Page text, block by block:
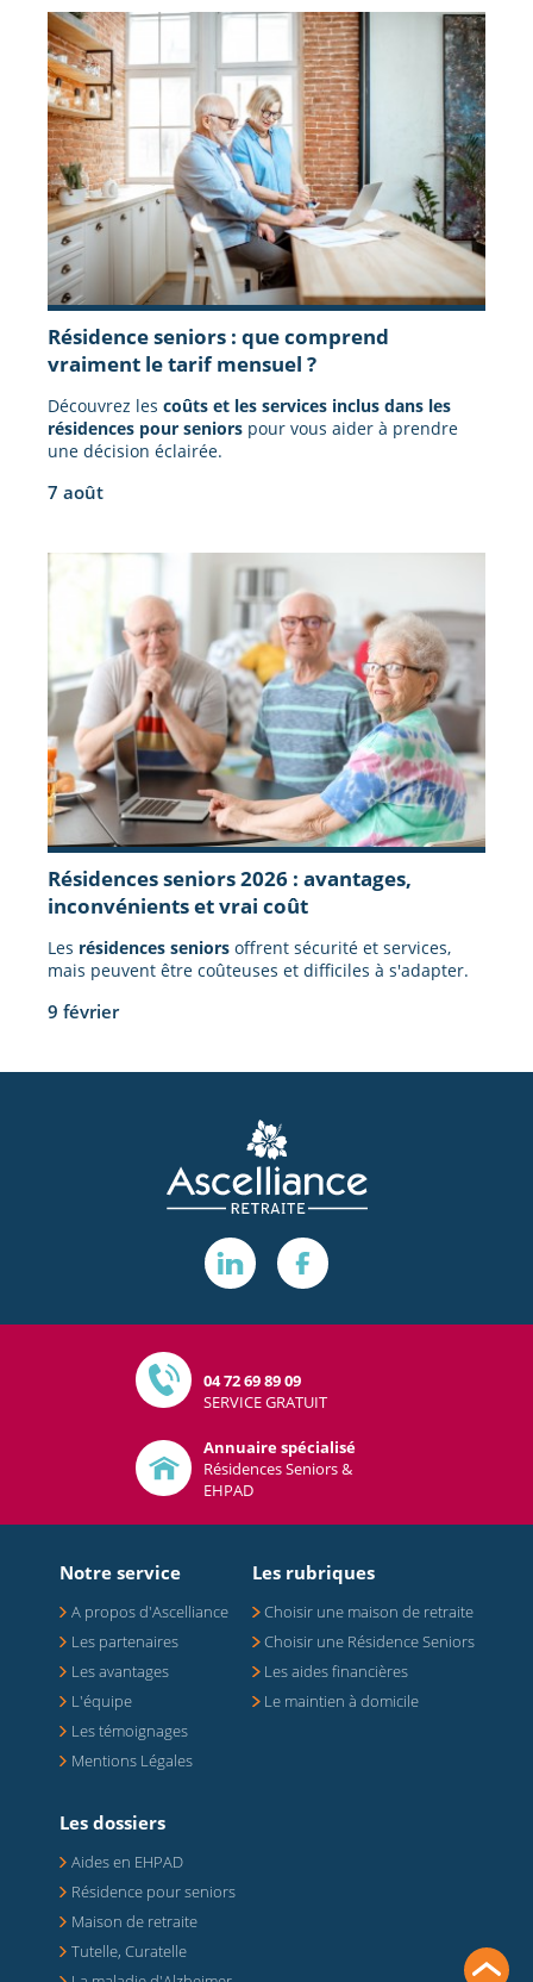
Résidence seniors : que comprend
vraiment le tarif mensuel ?
Découvrez les coûts et les services inclus dans les
résidences pour seniors pour vous aider à prendre
une décision éclairée.
7 août
Résidences seniors 2026 : avantages,
inconvénients et vrai coût
Les résidences seniors offrent sécurité et services,
mais peuvent être coûteuses et difficiles à s'adapter.
9 février
Notre service
A propos d'Ascelliance
Les partenaires
Les avantages
L'équipe
Les témoignages
Mentions Légales
Les rubriques
Choisir une maison de retraite
Choisir une Résidence Seniors
Les aides financières
Le maintien à domicile
Les dossiers
Aides en EHPAD
Résidence pour seniors
Maison de retraite
Tutelle, Curatelle
04 72 69 89 09
SERVICE GRATUIT
Annuaire spécialisé
Résidences Seniors &
EHPAD